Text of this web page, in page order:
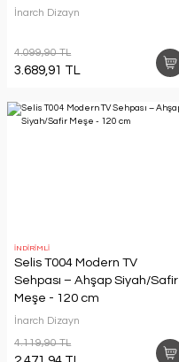
İnarch Dizayn
4.099,90 TL
3.689,91 TL
İNDİRİMLİ
Selis T004 Modern TV
Sehpası – Ahşap Siyah/Safir
Meşe - 120 cm
İnarch Dizayn
4.119,90 TL